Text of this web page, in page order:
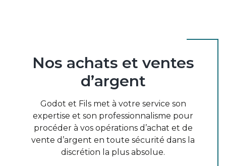
Nos achats et ventes
d’argent
Godot et Fils met à votre service son
expertise et son professionnalisme pour
procéder à vos opérations d’achat et de
vente d’argent en toute sécurité dans la
discrétion la plus absolue.